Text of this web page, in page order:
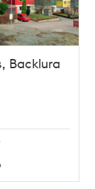
Backlura